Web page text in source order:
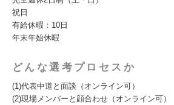
祝日
有給休暇：10日
年末年始休暇
どんな選考プロセスか
(1)代表中道と面談（オンライン可）
(2)現場メンバーと顔合わせ（オンライン可）